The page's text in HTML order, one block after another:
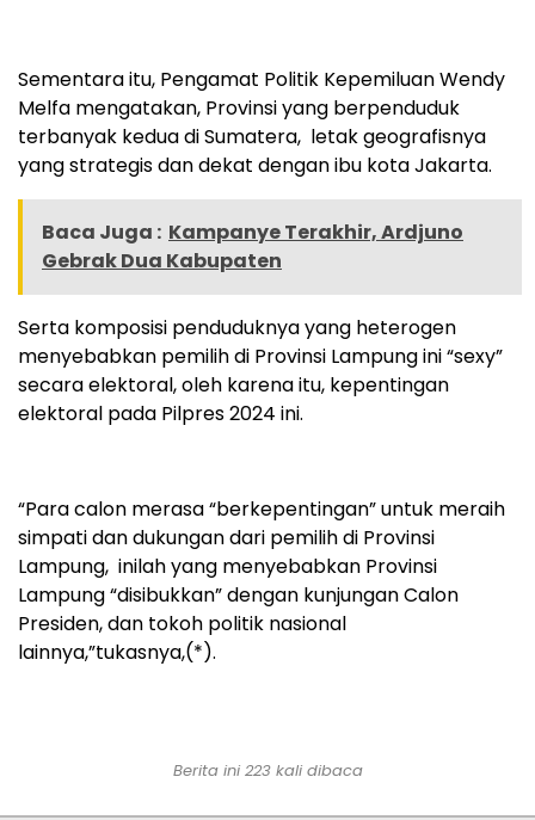
Sementara itu, Pengamat Politik Kepemiluan Wendy
Melfa mengatakan, Provinsi yang berpenduduk
terbanyak kedua di Sumatera, letak geografisnya
yang strategis dan dekat dengan ibu kota Jakarta.
Baca Juga : Kampanye Terakhir, Ardjuno
Gebrak Dua Kabupaten
Serta komposisi penduduknya yang heterogen
menyebabkan pemilih di Provinsi Lampung ini “sexy”
secara elektoral, oleh karena itu, kepentingan
elektoral pada Pilpres 2024 ini.
“Para calon merasa “berkepentingan” untuk meraih
simpati dan dukungan dari pemilih di Provinsi
Lampung, inilah yang menyebabkan Provinsi
Lampung “disibukkan” dengan kunjungan Calon
Presiden, dan tokoh politik nasional
lainnya,”tukasnya,(*).
Berita ini 223 kali dibaca